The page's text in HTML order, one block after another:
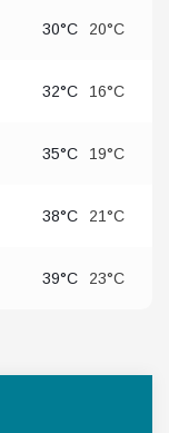
30°C 20°C
32°C 16°C
35°C 19°C
38°C 21°C
39°C 23°C